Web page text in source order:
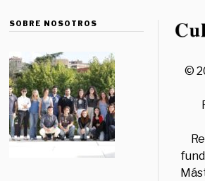
SOBRE NOSOTROS
©